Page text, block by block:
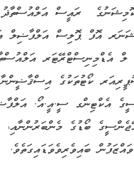
ރައީސް
އޮފް ޕޮލިސް އަލްފާޟިލް
އެޑްމިނިސްޓްރޭޓަރ
ކޯޓުތަކުގެ
އެކްޓިންގ ސީ.އީ.އޯ.
ބޯޑުގެ މެންބަރުންނާއި،
ބައިވެރިވެވަޑައިގަތެވެ.